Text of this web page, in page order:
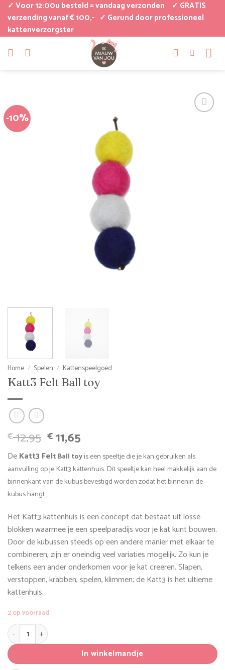
naar
inhoud
✓ Voor 12:00u besteld = vandaag verzonden
✓ GRATIS
verzending vanaf € 100,- ✓ Gerund door professioneel
kattenverzorgster
-10%
Home / Spelen / Kattenspeelgoed
Katt3 Felt Ball toy
€12,95 Oorspronkelijke
prijs
was:
€ 12,95.
€ 11,65
prijs
is:
€ 11,65.
DeKatt3 Felt Ball toyis een speeltje die je kan gebruiken als
aanvulling op je Katt3 kattenhuis. Dit speeltje kan heel makkelijk aan de
binnenkant van de kubus bevestigd worden zodat het binnenin de
kubus hangt.
Het Katt3 kattenhuis is een concept dat bestaat uit losse
blokken waarmee je een speelparadijs voor je kat kunt bouwen.
Door de kubussen steeds op een andere manier met elkaar te
combineren, zijn er oneindig veel variaties mogelijk. Zo kun je
telkens een ander onderkomen voor je kat creëren. Slapen,
verstoppen, krabben, spelen, klimmen; de Katt3 is het ultieme
kattenhuis.
2 op voorraad
Katt3 Felt Ball toy aantal
In winkelmandje